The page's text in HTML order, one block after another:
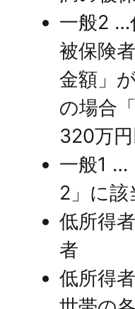
一般2 …
被保険
金額」
の場合
320万
一般1 …
2」に該
低所得
者
低所得